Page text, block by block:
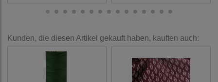
Kunden, die diesen Artikel gekauft haben, kauften auch: